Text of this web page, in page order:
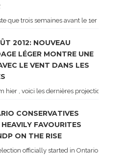
que trois semaines avant le 1er tour de
2012: NOUVEAU
LÉGER MONTRE UNE
LE VENT DANS LES
hier , voici les dernières projections
CONSERVATIVES
FAVOURITES
ON THE RISE
officially started in Ontario, some